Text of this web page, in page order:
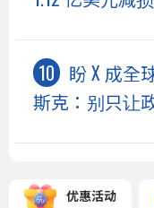
盼 X 成全
斯克：别只让
优惠活动